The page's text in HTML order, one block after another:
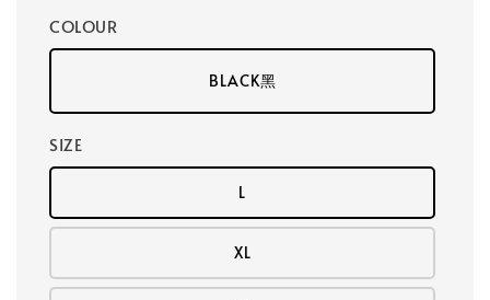
COLOUR
BLACK黑
SIZE
L
XL